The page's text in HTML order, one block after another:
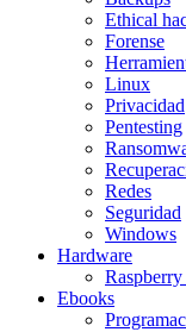
Ethical
Forense
Linux
Privacidad
Pentesting
Redes
Seguridad
Windows
Hardware
Raspberry
Ebooks